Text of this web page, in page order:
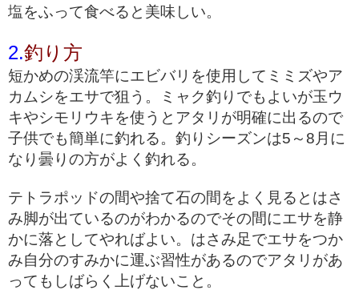
塩をふって食べると美味しい。
2.釣り方
短かめの渓流竿にエビバリを使用してミミズやア
カムシをエサで狙う。ミャク釣りでもよいが玉ウ
キやシモリウキを使うとアタリが明確に出るので
子供でも簡単に釣れる。釣りシーズンは5～8月に
なり曇りの方がよく釣れる。
テトラポッドの間や捨て石の間をよく見るとはさ
み脚が出ているのがわかるのでその間にエサを静
かに落としてやればよい。はさみ足でエサをつか
み自分のすみかに運ぶ習性があるのでアタリがあ
ってもしばらく上げないこと。